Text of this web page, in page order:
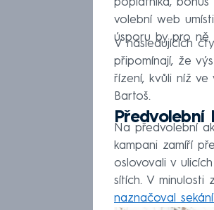
volební web
úsporu by pro ně
V následujících
připomínají, že
řízení, kvůli níž
Bartoš.
Předvolební
Na předvolební
kampani zamíří
oslovovali v
sítích. V minulosti
naznačoval